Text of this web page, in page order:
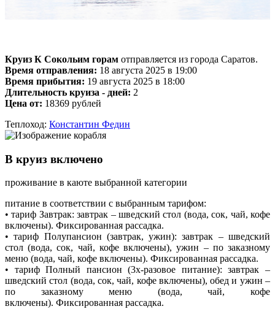
Круиз К Сокольим горам отправляется из города Саратов.
Время отправления: 18 августа 2025 в 19:00
Время прибытия: 19 августа 2025 в 18:00
Длительность круиза - дней: 2
Цена от: 18369 рублей
Теплоход: Константин Федин
В круиз включено
проживание в каюте выбранной категории
питание в соответствии с выбранным тарифом:
• тариф Завтрак: завтрак – шведский стол (вода, сок, чай, кофе
включены). Фиксированная рассадка.
• тариф Полупансион (завтрак, ужин): завтрак – шведский
стол (вода, сок, чай, кофе включены), ужин – по заказному
меню (вода, чай, кофе включены). Фиксированная рассадка.
• тариф Полный пансион (3х-разовое питание): завтрак –
шведский стол (вода, сок, чай, кофе включены), обед и ужин –
по заказному меню (вода, чай, кофе
включены). Фиксированная рассадка.